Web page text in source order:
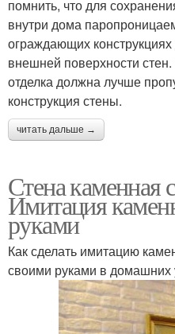
помнить, что для
внутри дома
ограждающих
внешней поверхности
отделка должна лучше
конструкция стены.
читать дальше →
Стена каменная
Имитация
руками
Как сделать имитацию
своими руками в домашних